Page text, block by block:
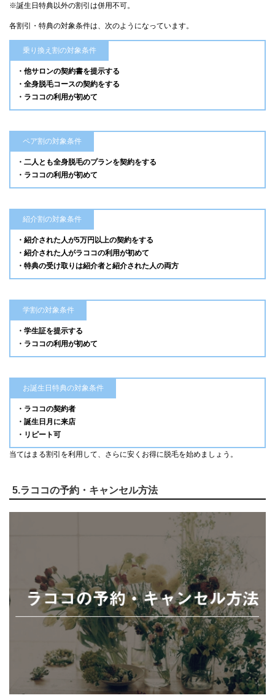
※誕生日特典以外の割引は併用不可。
各割引・特典の対象条件は、次のようになっています。
乗り換え割の対象条件
・他サロンの契約書を提示する
・全身脱毛コースの契約をする
・ラココの利用が初めて
ペア割の対象条件
・二人とも全身脱毛のプランを契約をする
・ラココの利用が初めて
紹介割の対象条件
・紹介された人が5万円以上の契約をする
・紹介された人がラココの利用が初めて
・特典の受け取りは紹介者と紹介された人の両方
学割の対象条件
・学生証を提示する
・ラココの利用が初めて
お誕生日特典の対象条件
・ラココの契約者
・誕生日月に来店
・リピート可
当てはまる割引を利用して、さらに安くお得に脱毛を始めましょう。
5.ラココの予約・キャンセル方法